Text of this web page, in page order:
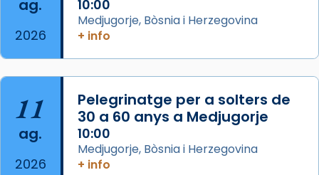
comitè organitzador de la visita apostòlica
del Sant Pare Lleó XIV a Barcelona, i als
col·laboradors, a la Catedral de Barcelona.
L’arquebisbe de Barcelona, el cardenal Joan
Josep Omella, ha presidit la missa i l’ha
concelebrat el bisbe auxiliar de Barcelona,
Mons. David Abadías.
📸 Dr. G. Simón
Photo
ag.
2026
10:00
Medjugorje, Bòsnia i Herzegovina
+ info
11
ag.
2026
Pelegrinatge per a solters de
30 a 60 anys a Medjugorje
10:00
Medjugorje, Bòsnia i Herzegovina
+ info